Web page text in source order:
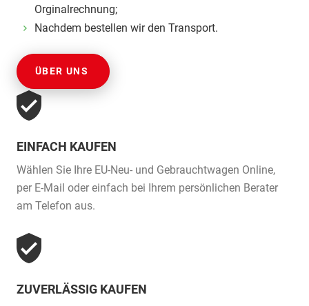
Orginalrechnung;
Nachdem bestellen wir den Transport.
ÜBER UNS
EINFACH KAUFEN
Wählen Sie Ihre EU-Neu- und Gebrauchtwagen Online,
per E-Mail oder einfach bei Ihrem persönlichen Berater
am Telefon aus.
ZUVERLÄSSIG KAUFEN